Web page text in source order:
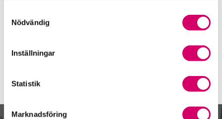
Nödvändig
Inställningar
Statistik
Marknadsföring
Skicka e-post